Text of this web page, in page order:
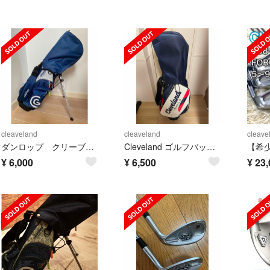
cleaveland
ダンロップ クリーブランド ジュニア用ゴルフセット
¥6,000
cleaveland
Cleveland ゴルフバック ヒロさん
¥6,500 ¥